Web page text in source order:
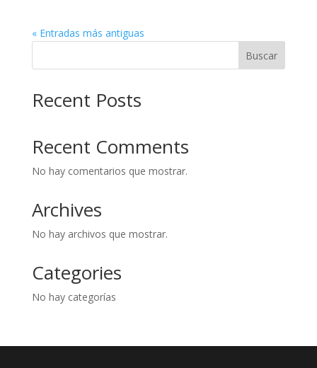
« Entradas más antiguas
Buscar
Recent Posts
Recent Comments
No hay comentarios que mostrar.
Archives
No hay archivos que mostrar.
Categories
No hay categorías